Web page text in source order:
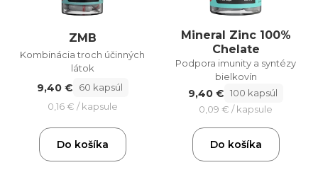
ZMB
Kombinácia troch účinných
látok
9,40 €
60 kapsúl
0,16 € / kapsule
Do košíka
Mineral Zinc 100%
Chelate
Podpora imunity a syntézy
bielkovín
9,40 € 100 kapsúl
0,09 € / kapsule
Do košíka